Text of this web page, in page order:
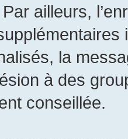
ailleurs,
la
à des
conseillée.